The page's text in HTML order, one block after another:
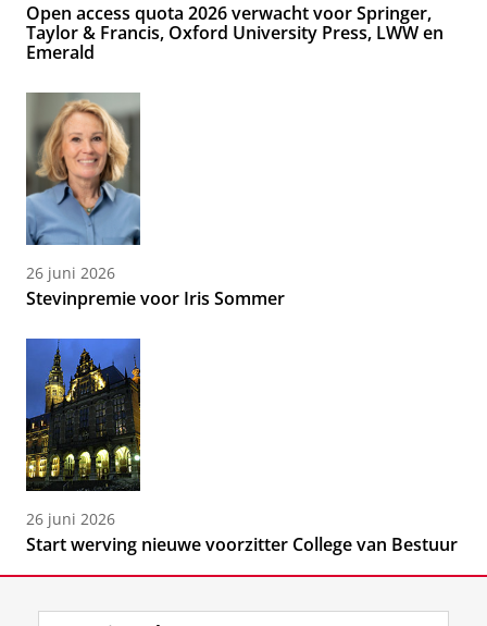
Open access quota 2026 verwacht voor Springer,
Taylor & Francis, Oxford University Press, LWW en
Emerald
26 juni 2026
Stevinpremie voor Iris Sommer
26 juni 2026
Start werving nieuwe voorzitter College van Bestuur